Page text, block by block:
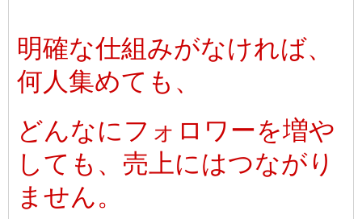
明確な仕組みがなければ、
何人集めても、
どんなにフォロワーを増や
しても、売上にはつながり
ません。